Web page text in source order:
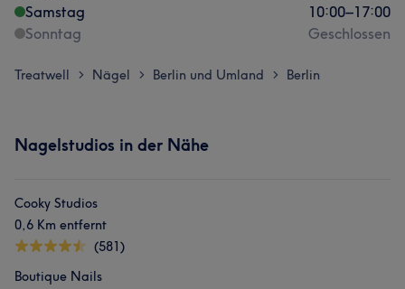
Samstag
10:00–17:00
Sonntag
Geschlossen
Treatwell > Nägel > Berlin und Umland > Berlin
Nagelstudios in der Nähe
Cooky Studios
0,6 Km entfernt
(581)
Boutique Nails